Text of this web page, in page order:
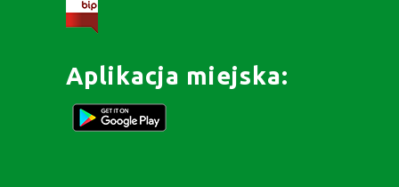
Aplikacja miejska: